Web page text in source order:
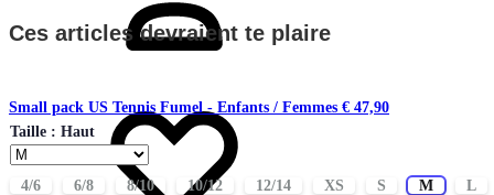
de
Ces articles devraient te plaire
Small pack US Tennis Fumel - Enfants / Femmes € 47,90
Taille : Haut
4/6 6/8 8/10 10/12 12/14 XS S M
L